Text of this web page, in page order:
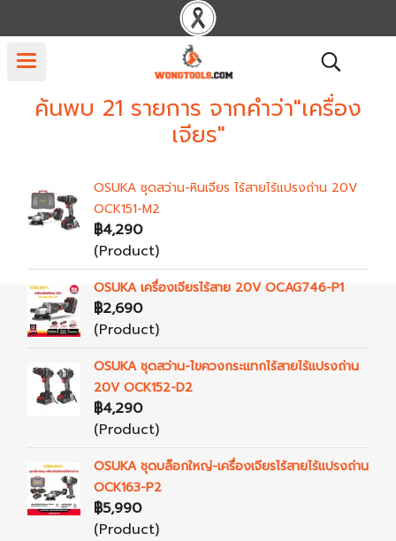
ค้นพบ 21 รายการ จากคำว่า"เครื่อง
เจียร"
OSUKA ชุดสว่าน-หินเจียร ไร้สายไร้แปรงถ่าน 20V
OCK151-M2
฿4,290
(Product)
OSUKA เครื่องเจียรไร้สาย 20V OCAG746-P1
฿2,690
(Product)
OSUKA ชุดสว่าน-ไขควงกระแทกไร้สายไร้แปรงถ่าน
20V OCK152-D2
฿4,290
(Product)
OSUKA ชุดบล็อกใหญ่-เครื่องเจียรไร้สายไร้แปรงถ่าน
OCK163-P2
฿5,990
(Product)